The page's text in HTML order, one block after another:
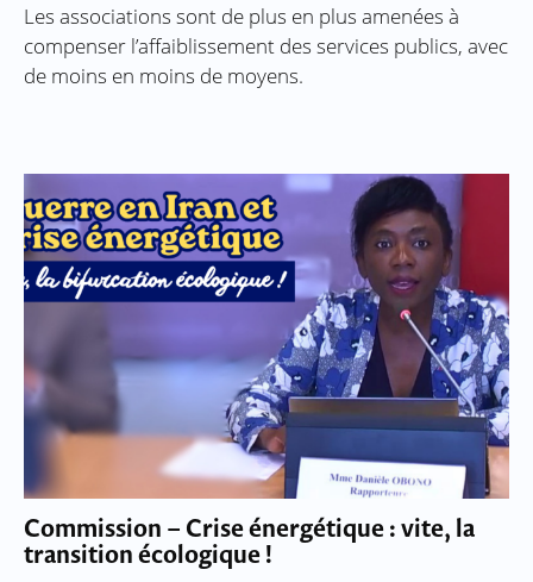
Les associations sont de plus en plus amenées à
compenser l’affaiblissement des services publics, avec
de moins en moins de moyens.
Commission – Crise énergétique : vite, la
transition écologique !